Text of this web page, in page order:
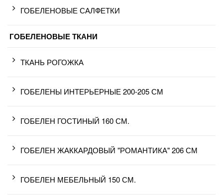
ГОБЕЛЕНОВЫЕ САЛФЕТКИ
ГОБЕЛЕНОВЫЕ ТКАНИ
ТКАНЬ РОГОЖКА
ГОБЕЛЕНЫ ИНТЕРЬЕРНЫЕ 200-205 СМ
ГОБЕЛЕН ГОСТИНЫЙ 160 СМ.
ГОБЕЛЕН ЖАККАРДОВЫЙ "РОМАНТИКА" 206 СМ
ГОБЕЛЕН МЕБЕЛЬНЫЙ 150 СМ.